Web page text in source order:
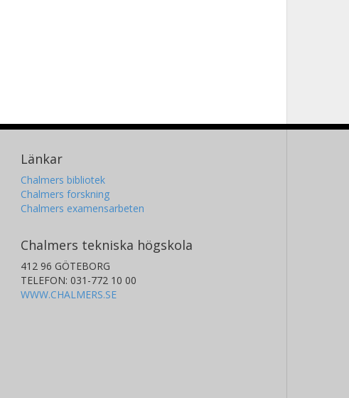
Länkar
Chalmers bibliotek
Chalmers forskning
Chalmers examensarbeten
Chalmers tekniska högskola
412 96 GÖTEBORG
TELEFON: 031-772 10 00
WWW.CHALMERS.SE